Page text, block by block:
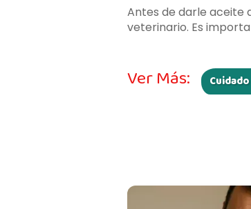
Antes de darle aceite
veterinario. Es
Ver Más: